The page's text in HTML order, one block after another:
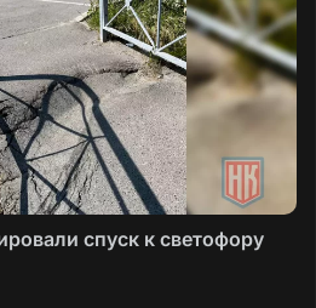
спуск к светофору